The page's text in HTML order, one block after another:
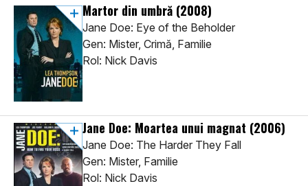
Martor din umbră (2008)
Jane Doe: Eye of the Beholder
Gen: Mister, Crimă, Familie
Rol: Nick Davis
Jane Doe: Moartea unui magnat (2006)
Jane Doe: The Harder They Fall
Gen: Mister, Familie
Rol: Nick Davis